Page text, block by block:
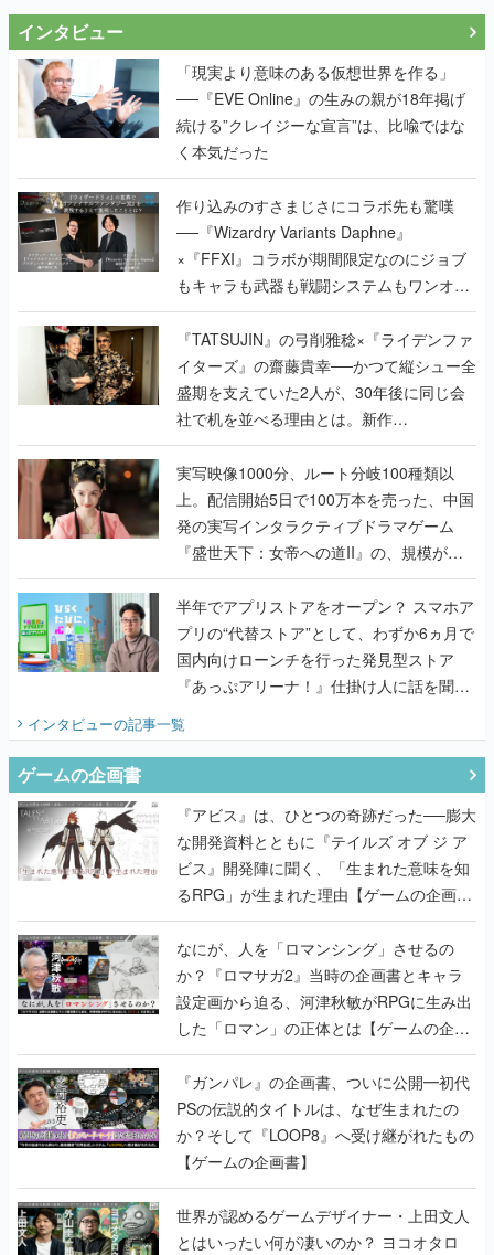
インタビュー
「現実より意味のある仮想世界を作る」
──『EVE Online』の生みの親が18年掲げ
続ける”クレイジーな宣言”は、比喩ではな
く本気だった
作り込みのすさまじさにコラボ先も驚嘆
──『Wizardry Variants Daphne』
×『FFXI』コラボが期間限定なのにジョブ
もキャラも武器も戦闘システムもワンオフ
で作り込まれた理由を両ディレクターに聞
く
『TATSUJIN』の弓削雅稔×『ライデンファ
イターズ』の齋藤貴幸──かつて縦シュー全
盛期を支えていた2人が、30年後に同じ会
社で机を並べる理由とは。新作
『TATSUJIN EXTREME』で初タッグを組
んだレジェンド2人に訊く開発秘話
実写映像1000分、ルート分岐100種類以
上。配信開始5日で100万本を売った、中国
発の実写インタラクティブドラマゲーム
『盛世天下：女帝への道II』の、規模が違
うこだわりをプロデューサーに聞いた
半年でアプリストアをオープン？ スマホア
プリの“代替ストア”として、わずか6ヵ月で
国内向けローンチを行った発見型ストア
『あっぷアリーナ！』仕掛け人に話を聞い
インタビューの記事一覧
ゲームの企画書
『アビス』は、ひとつの奇跡だった──膨大
な開発資料とともに『テイルズ オブ ジ ア
ビス』開発陣に聞く、「生まれた意味を知
るRPG」が生まれた理由【ゲームの企画
書】
なにが、人を「ロマンシング」させるの
か？『ロマサガ2』当時の企画書とキャラ
設定画から迫る、河津秋敏がRPGに生み出
した「ロマン」の正体とは【ゲームの企画
書】
『ガンパレ』の企画書、ついに公開━初代
PSの伝説的タイトルは、なぜ生まれたの
か？そして『LOOP8』へ受け継がれたもの
【ゲームの企画書】
世界が認めるゲームデザイナー・上田文人
とはいったい何が凄いのか？ ヨコオタロ